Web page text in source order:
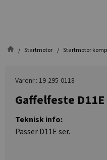
Startmotor Startmotor
Varenr.: 19-295-0118
Gaffelfeste
Teknisk info:
Passer D11E ser.